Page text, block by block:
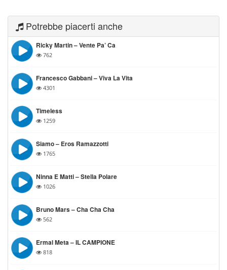
Potrebbe piacerti anche
Ricky Martin – Vente Pa’ Ca
762
Francesco Gabbani – Viva La Vita
4301
Timeless
1259
Siamo – Eros Ramazzotti
1765
Ninna E Matti – Stella Polare
1026
Bruno Mars – Cha Cha Cha
562
Ermal Meta – IL CAMPIONE
818